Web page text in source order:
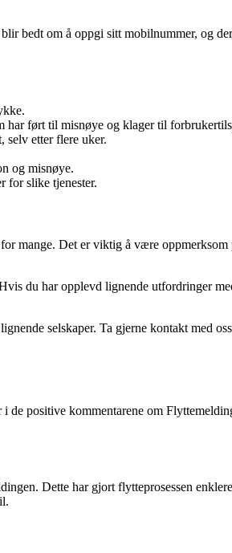
bedt om å oppgi sitt mobilnummer, og
har ført til misnøye og klager til
selv etter flere uker.
og misnøye.
for slike tjenester.
mange. Det er viktig å være
du har opplevd lignende utfordringer
selskaper. Ta gjerne kontakt med
de positive kommentarene om
Dette har gjort flytteprosessen